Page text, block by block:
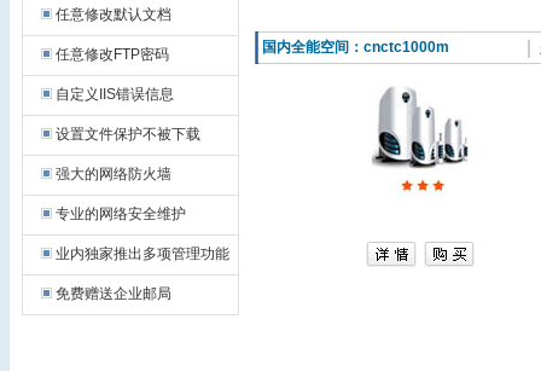
任意修改默认文档
任意修改FTP密码
自定义IIS错误信息
设置文件保护不被下载
强大的网络防火墙
专业的网络安全维护
业内独家推出多项管理功能
免费赠送企业邮局
国内全能空间： cnctc1000m